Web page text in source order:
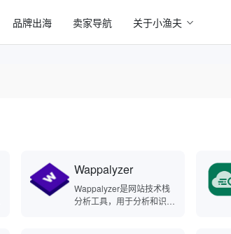
品牌出海 卖家导航 关于小渔夫
‌Wappalyzer
‌Wappalyzer是网站技术栈
分析工具，用于分析和识别